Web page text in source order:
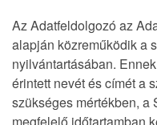
Az Adatfeldolgozó az
alapján közreműködik a
nyilvántartásában.
érintett nevét és címét a
szükséges mértékben, a